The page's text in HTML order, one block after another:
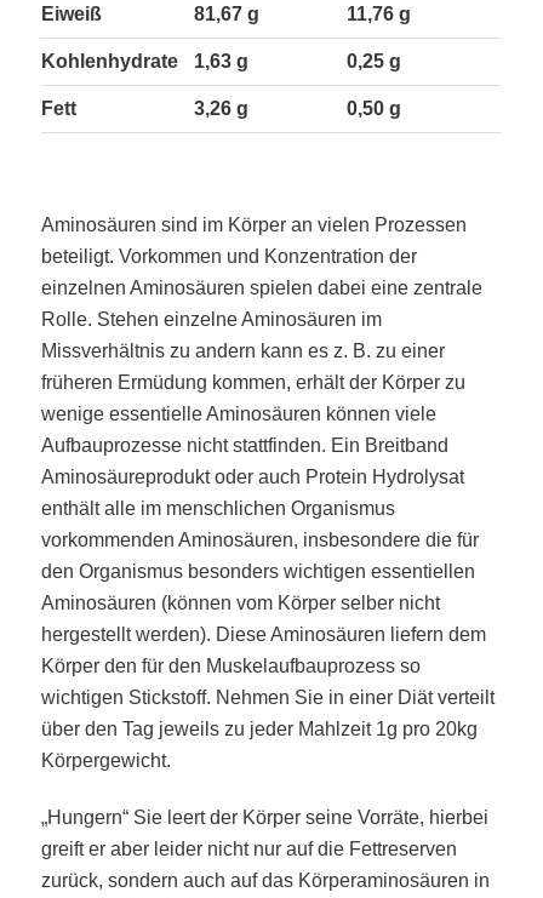
Eiweiß 81,67 g 11,76 g
Kohlenhydrate 1,63 g 0,25 g
Fett 3,26 g 0,50 g
Aminosäuren sind im Körper an vielen Prozessen
beteiligt. Vorkommen und Konzentration der
einzelnen Aminosäuren spielen dabei eine zentrale
Rolle. Stehen einzelne Aminosäuren im
Missverhältnis zu andern kann es z. B. zu einer
früheren Ermüdung kommen, erhält der Körper zu
wenige essentielle Aminosäuren können viele
Aufbauprozesse nicht stattfinden. Ein Breitband
Aminosäureprodukt oder auch Protein Hydrolysat
enthält alle im menschlichen Organismus
vorkommenden Aminosäuren, insbesondere die für
den Organismus besonders wichtigen essentiellen
Aminosäuren (können vom Körper selber nicht
hergestellt werden). Diese Aminosäuren liefern dem
Körper den für den Muskelaufbauprozess so
wichtigen Stickstoff. Nehmen Sie in einer Diät verteilt
über den Tag jeweils zu jeder Mahlzeit 1g pro 20kg
Körpergewicht.
„Hungern“ Sie leert der Körper seine Vorräte, hierbei
greift er aber leider nicht nur auf die Fettreserven
zurück, sondern auch auf das Körperaminosäuren in